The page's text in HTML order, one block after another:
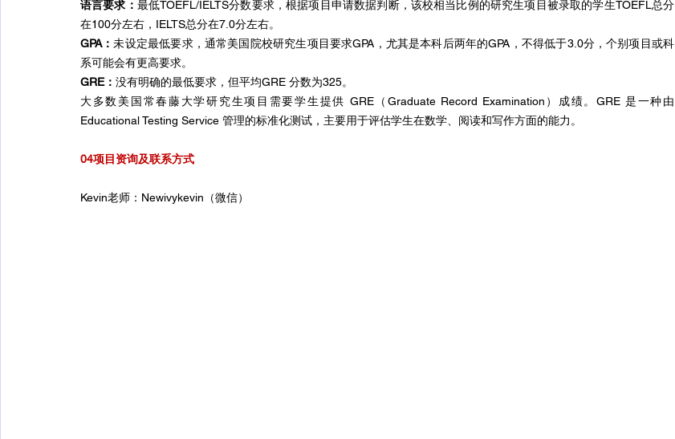
语言要求： 最低TOEFL/IELTS分数要求，根据项目申请数据判断，该校相当比例的研究生项目被录取的学生TOEFL总分
在100分左右，IELTS总分在7.0分左右。
GPA：未设定最低要求，通常美国院校研究生项目要求GPA，尤其是本科后两年的GPA，不得低于3.0分，个别项目或科
系可能会有更高要求。
GRE： 没有明确的最低要求，但平均GRE 分数为325。
大多数美国常春藤大学研究生项目需要学生提供 GRE（Graduate Record Examination）成绩。GRE 是一种由
Educational Testing Service 管理的标准化测试，主要用于评估学生在数学、阅读和写作方面的能力。
04项目资询及联系方式
Kevin老师：Newivykevin（微信）